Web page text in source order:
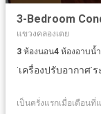
3-Bedroom
แขวงคลองเตย
3 ห้องนอน4 ห้องอาบน้ำ
·เครื่องปรับอากาศ·ร
เป็นครั่งแรกเมื่อเดือนที่